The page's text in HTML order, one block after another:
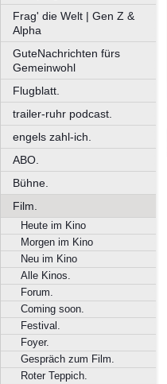
Frag' die Welt | Gen Z &
Alpha
GuteNachrichten fürs
Gemeinwohl
Flugblatt.
trailer-ruhr podcast.
engels zahl-ich.
ABO.
Bühne.
Film.
Heute im Kino
Morgen im Kino
Neu im Kino
Alle Kinos.
Forum.
Coming soon.
Festival.
Foyer.
Gespräch zum Film.
Roter Teppich.